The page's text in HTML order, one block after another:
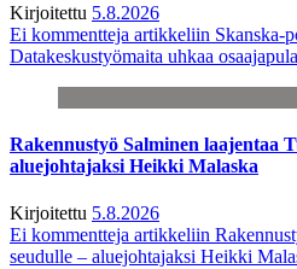
Kirjoitettu 5.8.2026
Ei kommentteja artikkeliin Skanska-
Datakeskustyömaita uhkaa osaajapula
Rakennustyö Salminen laajentaa
aluejohtajaksi Heikki Malaska
Kirjoitettu 5.8.2026
Ei kommentteja artikkeliin
seudulle – aluejohtajaksi Heikki